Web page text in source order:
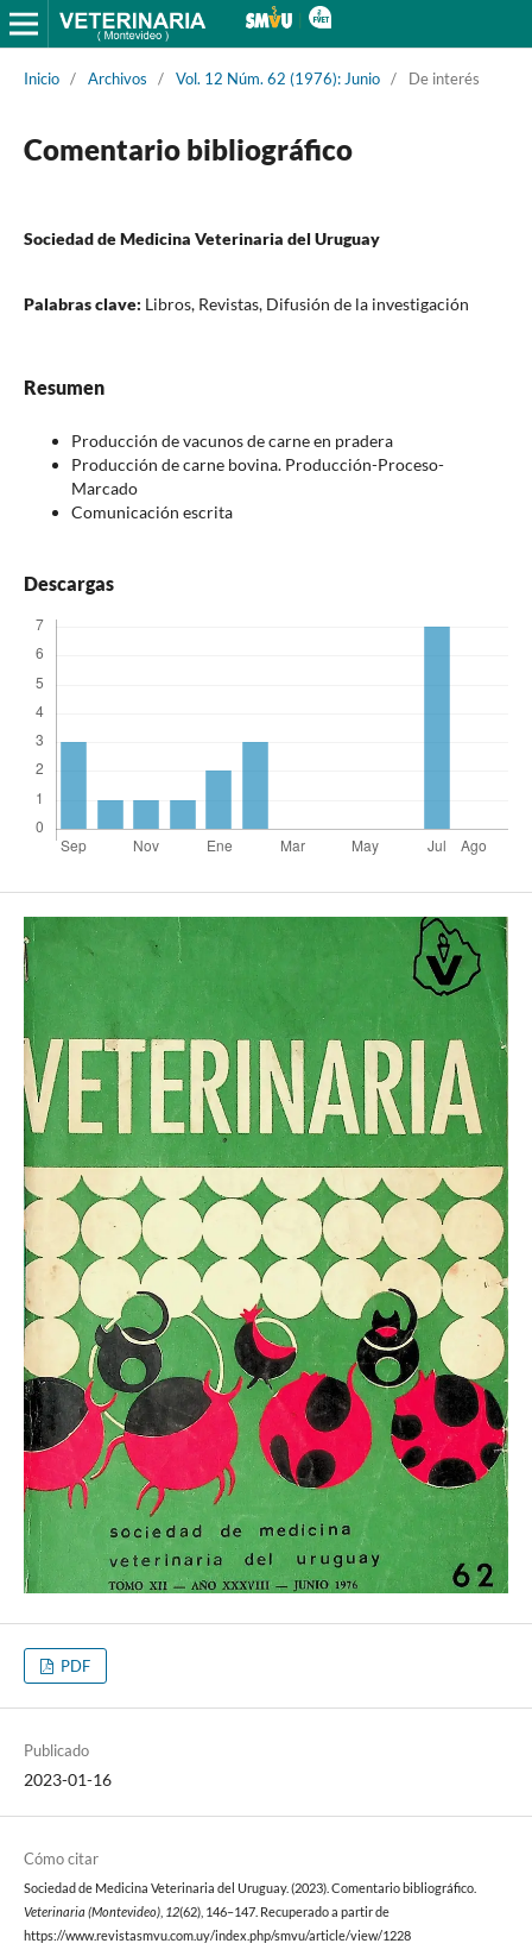
Inicio / Archivos / Vol. 12 Núm. 62 (1976): Junio / De interés
Comentario bibliográfico
Sociedad de Medicina Veterinaria del Uruguay
Palabras clave: Libros, Revistas, Difusión de la investigación
Resumen
Producción de vacunos de carne en pradera
Producción de carne bovina. Producción-Proceso-
Marcado
Comunicación escrita
Descargas
PDF
Publicado
2023-01-16
Cómo citar
Sociedad de Medicina Veterinaria del Uruguay. (2023). Comentario bibliográfico.
Veterinaria (Montevideo), 12(62), 146–147. Recuperado a partir de
https://www.revistasmvu.com.uy/index.php/smvu/article/view/1228